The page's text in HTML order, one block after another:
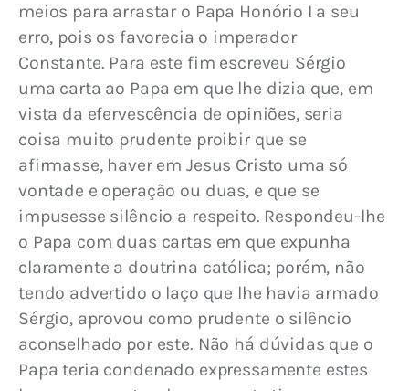
meios para arrastar o Papa Honório I a seu
erro, pois os favorecia o imperador
Constante. Para este fim escreveu Sérgio
uma carta ao Papa em que lhe dizia que, em
vista da efervescência de opiniões, seria
coisa muito prudente proibir que se
afirmasse, haver em Jesus Cristo uma só
vontade e operação ou duas, e que se
impusesse silêncio a respeito. Respondeu-lhe
o Papa com duas cartas em que expunha
claramente a doutrina católica; porém, não
tendo advertido o laço que lhe havia armado
Sérgio, aprovou como prudente o silêncio
aconselhado por este. Não há dúvidas que o
Papa teria condenado expressamente estes